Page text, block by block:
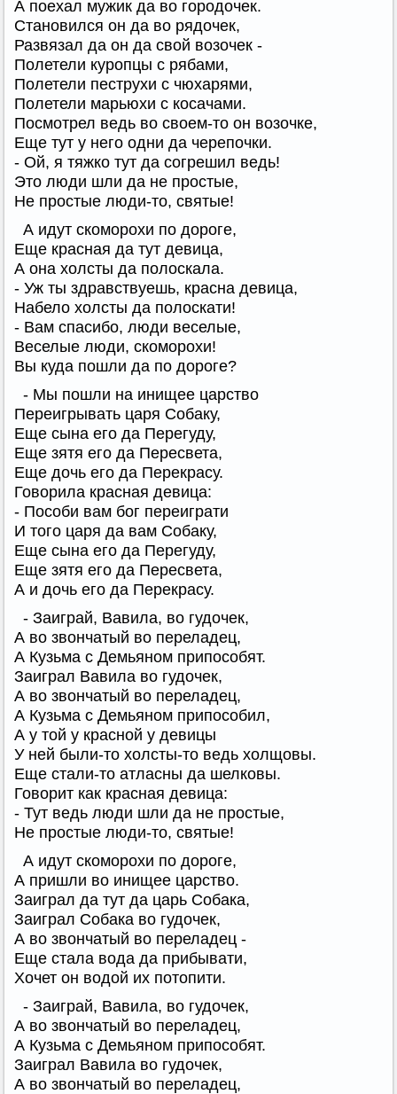
А поехал мужик да во городочек.
Становился он да во рядочек,
Развязал да он да свой возочек -
Полетели куропцы с рябами,
Полетели пеструхи с чюхарями,
Полетели марьюхи с косачами.
Посмотрел ведь во своем-то он возочке,
Еще тут у него одни да черепочки.
- Ой, я тяжко тут да согрешил ведь!
Это люди шли да не простые,
Не простые люди-то, святые!
А идут скоморохи по дороге,
Еще красная да тут девица,
А она холсты да полоскала.
- Уж ты здравствуешь, красна девица,
Набело холсты да полоскати!
- Вам спасибо, люди веселые,
Веселые люди, скоморохи!
Вы куда пошли да по дороге?
- Мы пошли на инищее царство
Переигрывать царя Собаку,
Еще сына его да Перегуду,
Еще зятя его да Пересвета,
Еще дочь его да Перекрасу.
Говорила красная девица:
- Пособи вам бог переиграти
И того царя да вам Собаку,
Еще сына его да Перегуду,
Еще зятя его да Пересвета,
А и дочь его да Перекрасу.
- Заиграй, Вавила, во гудочек,
А во звончатый во переладец,
А Кузьма с Демьяном припособят.
Заиграл Вавила во гудочек,
А во звончатый во переладец,
А Кузьма с Демьяном припособил,
А у той у красной у девицы
У ней были-то холсты-то ведь холщовы.
Еще стали-то атласны да шелковы.
Говорит как красная девица:
- Тут ведь люди шли да не простые,
Не простые люди-то, святые!
А идут скоморохи по дороге,
А пришли во инищее царство.
Заиграл да тут да царь Собака,
Заиграл Собака во гудочек,
А во звончатый во переладец -
Еще стала вода да прибывати,
Хочет он водой их потопити.
- Заиграй, Вавила, во гудочек,
А во звончатый во переладец,
А Кузьма с Демьяном припособят.
Заиграл Вавила во гудочек,
А во звончатый во переладец,